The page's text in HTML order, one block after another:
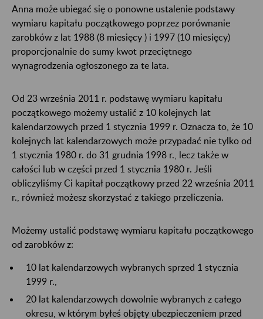
Anna może ubiegać się o ponowne ustalenie podstawy
wymiaru kapitału początkowego poprzez porównanie
zarobków z lat 1988 (8 miesięcy ) i 1997 (10 miesięcy)
proporcjonalnie do sumy kwot przeciętnego
wynagrodzenia ogłoszonego za te lata.
Od 23 września 2011 r. podstawę wymiaru kapitału
początkowego możemy ustalić z 10 kolejnych lat
kalendarzowych przed 1 stycznia 1999 r. Oznacza to, że 10
kolejnych lat kalendarzowych może przypadać nie tylko od
1 stycznia 1980 r. do 31 grudnia 1998 r., lecz także w
całości lub w części przed 1 stycznia 1980 r. Jeśli
obliczyliśmy Ci kapitał początkowy przed 22 września 2011
r., również możesz skorzystać z takiego przeliczenia.
Możemy ustalić podstawę wymiaru kapitału początkowego
od zarobków z:
10 lat kalendarzowych wybranych sprzed 1 stycznia
1999 r.,
20 lat kalendarzowych dowolnie wybranych z całego
okresu, w którym byłeś objęty ubezpieczeniem przed